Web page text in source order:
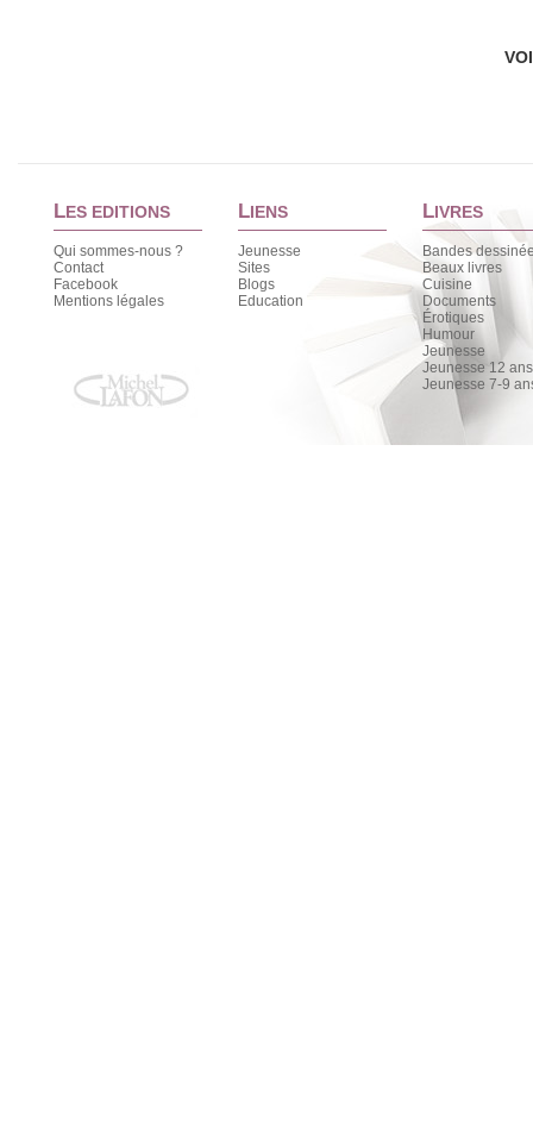
LES EDITIONS
Qui sommes-nous ?
Contact
Facebook
Mentions légales
LIENS
Jeunesse
Sites
Blogs
Education
LIVRES
Bandes
Beaux livres
Cuisine
Documents
Érotiques
Humour
Jeunesse
Jeunesse 12
Jeunesse 7-9